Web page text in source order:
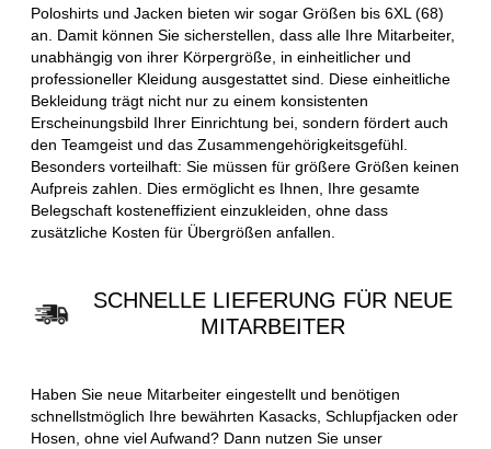
Poloshirts und Jacken bieten wir sogar Größen bis 6XL (68)
an. Damit können Sie sicherstellen, dass alle Ihre Mitarbeiter,
unabhängig von ihrer Körpergröße, in einheitlicher und
professioneller Kleidung ausgestattet sind. Diese einheitliche
Bekleidung trägt nicht nur zu einem konsistenten
Erscheinungsbild Ihrer Einrichtung bei, sondern fördert auch
den Teamgeist und das Zusammengehörigkeitsgefühl.
Besonders vorteilhaft: Sie müssen für größere Größen keinen
Aufpreis zahlen. Dies ermöglicht es Ihnen, Ihre gesamte
Belegschaft kosteneffizient einzukleiden, ohne dass
zusätzliche Kosten für Übergrößen anfallen.
SCHNELLE LIEFERUNG FÜR NEUE
MITARBEITER
Haben Sie neue Mitarbeiter eingestellt und benötigen
schnellstmöglich Ihre bewährten Kasacks, Schlupfjacken oder
Hosen, ohne viel Aufwand? Dann nutzen Sie unser